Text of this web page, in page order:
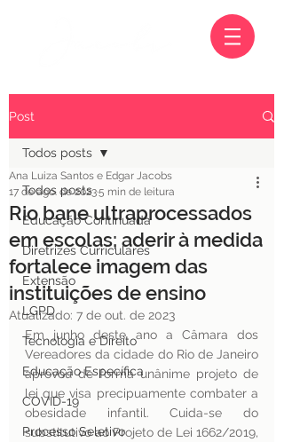
Post
Todos posts
Educação Continuada
Diretrizes Curriculares
Extensão
LGPD
Tecnologia e Direito
Educação Específica
COVID-19
Processo Seletivo
Todos posts
Rio bane ultraprocessados
em escolas; aderir à medida
fortalece imagem das
instituições de ensino
Ana Luiza Santos e Edgar Jacobs
17 de ago. de 20235 min de leitura
Atualizado: 7 de out. de 2023
Em junho deste ano a Câmara dos
Vereadores da cidade do Rio de Janeiro
aprovou de forma unânime projeto de
lei que visa precipuamente combater a
obesidade infantil. Cuida-se do
substitutivo ao Projeto de Lei 1662/2019,